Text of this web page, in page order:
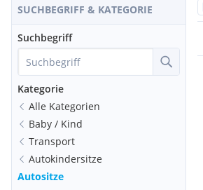
SUCHBEGRIFF & KATEGORIE
Suchbegriff
Kategorie
Alle Kategorien
Baby / Kind
Transport
Autokindersitze
Autositze